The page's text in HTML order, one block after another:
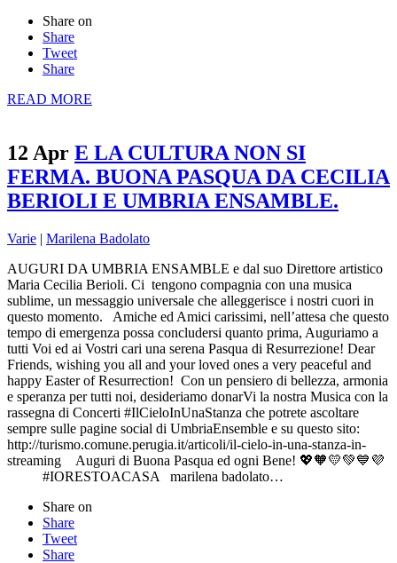
Share on
Share
Tweet
Share
READ MORE
12 Apr E LA CULTURA NON SI
FERMA. BUONA PASQUA DA CECILIA
BERIOLI E UMBRIA ENSAMBLE.
Varie | Marilena Badolato
AUGURI DA UMBRIA ENSAMBLE e dal suo Direttore artistico
Maria Cecilia Berioli. Ci tengono compagnia con una musica
sublime, un messaggio universale che alleggerisce i nostri cuori in
questo momento. Amiche ed Amici carissimi, nell’attesa che questo
tempo di emergenza possa concludersi quanto prima, Auguriamo a
tutti Voi ed ai Vostri cari una serena Pasqua di Resurrezione! Dear
Friends, wishing you all and your loved ones a very peaceful and
happy Easter of Resurrection! Con un pensiero di bellezza, armonia
e speranza per tutti noi, desideriamo donarVi la nostra Musica con la
rassegna di Concerti #IlCieloInUnaStanza che potrete ascoltare
sempre sulle pagine social di UmbriaEnsemble e su questo sito:
http://turismo.comune.perugia.it/articoli/il-cielo-in-una-stanza-in-
streaming Auguri di Buona Pasqua ed ogni Bene! 💖🧡💛💚💙💜
#IORESTOACASA marilena badolato…
Share on
Share
Tweet
Share